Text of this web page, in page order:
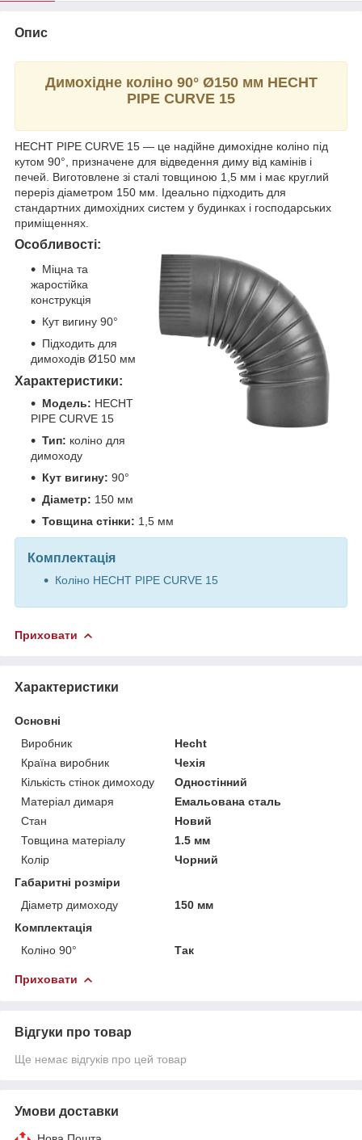
Опис
Димохідне коліно 90° Ø150 мм HECHT
PIPE CURVE 15
HECHT PIPE CURVE 15 — це надійне димохідне коліно під
кутом 90°, призначене для відведення диму від камінів і
печей. Виготовлене зі сталі товщиною 1,5 мм і має круглий
переріз діаметром 150 мм. Ідеально підходить для
стандартних димохідних систем у будинках і господарських
приміщеннях.
Особливості:
Міцна та
жаростійка
конструкція
Кут вигину 90°
Підходить для
димоходів Ø150 мм
Характеристики:
Модель: HECHT
PIPE CURVE 15
Тип: коліно для
димоходу
Кут вигину: 90°
Діаметр: 150 мм
Товщина стінки: 1,5 мм
Комплектація
Коліно HECHT PIPE CURVE 15
Приховати
Характеристики
Основні
Виробник
Hecht
Країна виробник
Чехія
Кількість стінок димоходу
Одностінний
Матеріал димаря
Емальована сталь
Стан
Новий
Товщина матеріалу
1.5 мм
Колір
Чорний
Габаритні розміри
Діаметр димоходу
150 мм
Комплектація
Коліно 90°
Так
Приховати
Відгуки про товар
Ще немає відгуків про цей товар
Умови доставки